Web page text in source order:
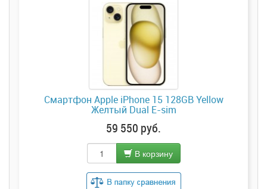
Смартфон Apple iPhone 15 128GB Yellow
Желтый Dual E-sim
59 550 руб.
В корзину